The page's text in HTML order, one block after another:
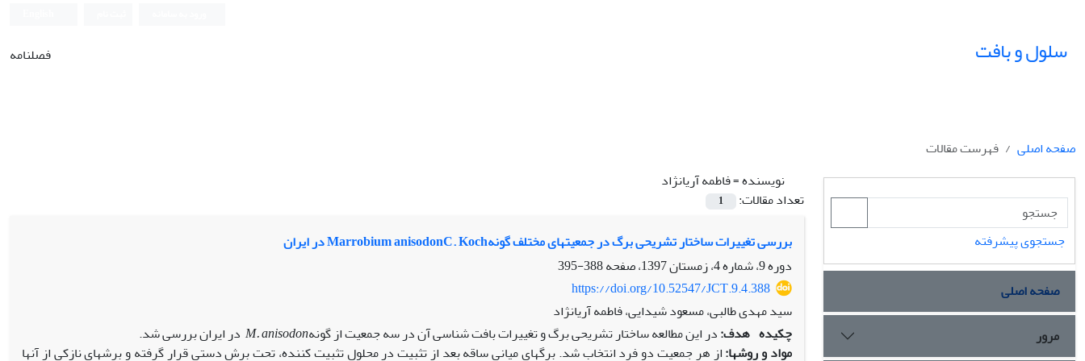
سلول و بافت فصلنامه
صفحه اصلی
فهرست مقالات
نویسنده =فاطمه آریانژاد
تعداد مقالات:
1
بررسی تغییرات ساختار تشریحی برگ در جمعیت‏های مختلف گونهMarrobium anisodonC. Koch در ایران
دوره 9، شماره 4، زمستان 1397، صفحه
388-395
https://doi.org/10.52547/JCT.9.4.388
سید مهدی طالبی، مسعود شیدایی، فاطمه آریانژاد
چکیده هدف:در این مطالعه ساختار تشریحی برگ و تغییرات بافت شناسی آن در سه جمعیت از گونهM. anisodon در ایران بررسی شد.
مواد و روش‏ها:از هر جمعیت دو فرد انتخاب شد. برگ‏های میانی ساقه بعد از تثبیت در محلول تثبیت کننده، تحت برش دستی قرار گرفته و برش‏های نازکی از آن‏ها
جستجوی پیشرفته
صفحه اصلی
مرور